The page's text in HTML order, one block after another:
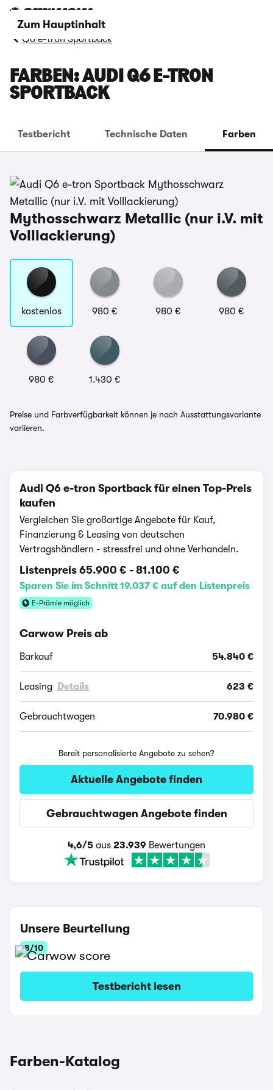
Zum Hauptinhalt
Q6 e-tron Sportback
FARBEN: AUDI Q6 E-TRON
SPORTBACK
Testbericht Technische Daten Farben
Mythosschwarz Metallic (nur i.V. mit
Volllackierung)
kostenlos 980 € 980 € 980 €
980 € 1.430 €
Preise und Farbverfügbarkeit können je nach Ausstattungsvariante
variieren.
Audi Q6 e-tron Sportback für einen Top-Preis
kaufen
Vergleichen Sie großartige Angebote für Kauf,
Finanzierung & Leasing von deutschen
Vertragshändlern - stressfrei und ohne Verhandeln.
Listenpreis 65.900 € - 81.100 €
Sparen Sie im Schnitt 19.037 € auf den Listenpreis
E-Prämie möglich
Carwow Preis ab
Barkauf 54.840 €
Leasing Details 623 €
Gebrauchtwagen 70.980 €
Bereit personalisierte Angebote zu sehen?
Aktuelle Angebote finden
Gebrauchtwagen Angebote finden
4,6/5 aus 23.939 Bewertungen
Unsere Beurteilung
8/10
Testbericht lesen
Farben-Katalog